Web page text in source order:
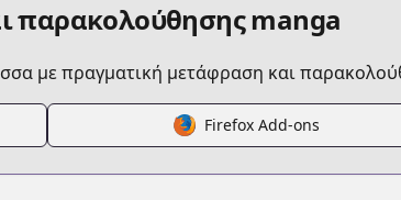
παρακολούθησης manga
με πραγματική μετάφραση και
Firefox Add-ons